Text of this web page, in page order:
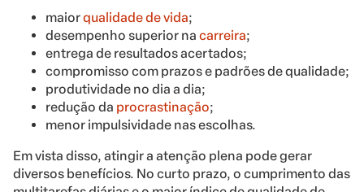
maiorqualidade de vida;
desempenho superior na carreira;
entrega de resultados acertados;
compromisso com prazos e padrões de qualidade;
produtividade no dia a dia;
redução da procrastinação;
menor impulsividade nas escolhas.
Em vista disso, atingir a atenção plena pode gerar
diversos benefícios. No curto prazo, o cumprimento das